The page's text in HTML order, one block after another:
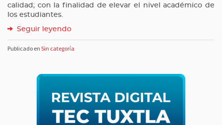
calidad; con la finalidad de elevar el nivel académico de
los estudiantes.
Seguir leyendo
Publicado en Sin categoría